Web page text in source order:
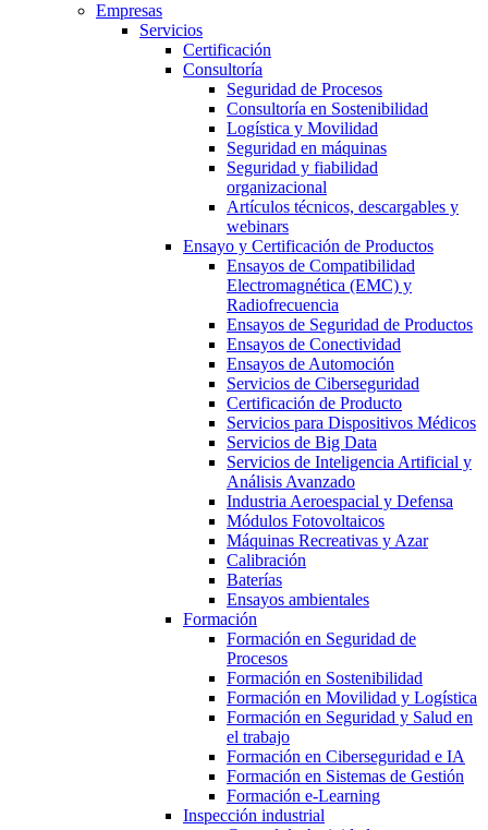
Empresas
Servicios
Certificación
Consultoría
Seguridad de Procesos
Consultoría en Sostenibilidad
Logística y Movilidad
Seguridad en máquinas
Seguridad y fiabilidad
organizacional
Artículos técnicos, descargables y
webinars
Ensayo y Certificación de Productos
Ensayos de Compatibilidad
Electromagnética (EMC) y
Radiofrecuencia
Ensayos de Seguridad de Productos
Ensayos de Conectividad
Ensayos de Automoción
Servicios de Ciberseguridad
Certificación de Producto
Servicios para Dispositivos Médicos
Servicios de Big Data
Servicios de Inteligencia Artificial y
Análisis Avanzado
Industria Aeroespacial y Defensa
Módulos Fotovoltaicos
Máquinas Recreativas y Azar
Calibración
Baterías
Ensayos ambientales
Formación
Formación en Seguridad de
Procesos
Formación en Sostenibilidad
Formación en Movilidad y Logística
Formación en Seguridad y Salud en
el trabajo
Formación en Ciberseguridad e IA
Formación en Sistemas de Gestión
Formación e-Learning
Inspección industrial